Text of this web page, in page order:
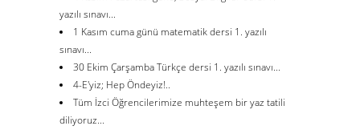
yazılı sınavı...
1 Kasım cuma günü matematik dersi 1. yazılı
sınavı...
30 Ekim Çarşamba Türkçe dersi 1. yazılı sınavı...
4-E'yiz; Hep Öndeyiz!..
Tüm İzci Öğrencilerimize muhteşem bir yaz tatili
diliyoruz...